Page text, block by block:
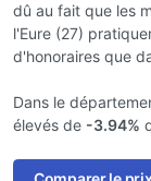
dû au fait que les
l'Eure (27)
d'honoraires que
Dans le
élevés de -3.94%